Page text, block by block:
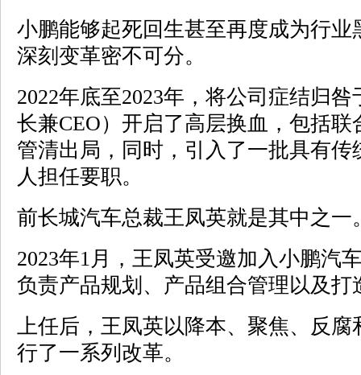
小鹏能够起死回生甚至再度成为行
深刻变革密不可分。
2022年底至2023年，将公司症结归
长兼CEO）开启了高层换血，包括
管清出局，同时，引入了一批具有
人担任要职。
前长城汽车总裁王凤英就是其中之一
2023年1月，王凤英受邀加入小鹏汽
负责产品规划、产品组合管理以及打
上任后，王凤英以降本、聚焦、反
行了一系列改革。